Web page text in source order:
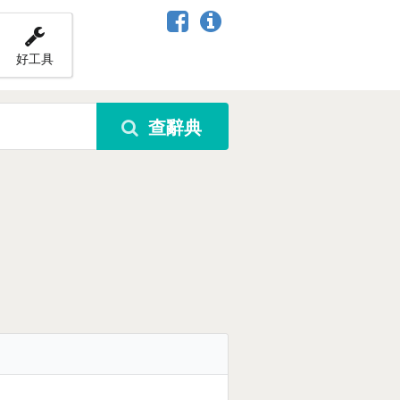
好工具
查辭典